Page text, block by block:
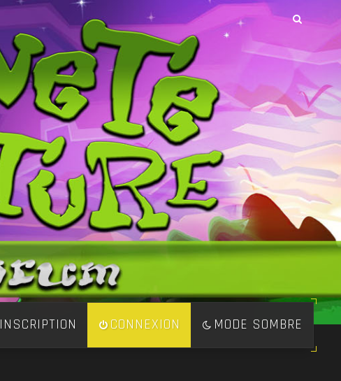
MODE SOMBRE
CONNEXION
INSCRIPTION